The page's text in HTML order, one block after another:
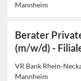
Mannheim
Berater
(m/w/d) -
VR Bank Rhein-
Mannheim